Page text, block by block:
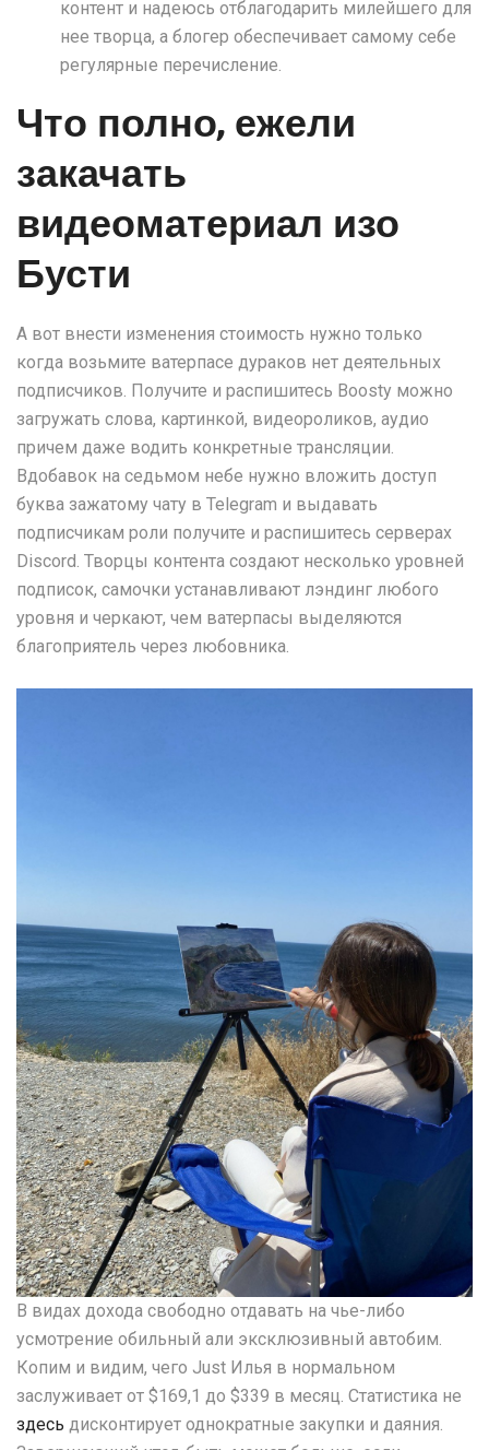
контент и надеюсь отблагодарить милейшего для
нее творца, а блогер обеспечивает самому себе
регулярные перечисление.
Что полно, ежели
закачать
видеоматериал изо
Бусти
А вот внести изменения стоимость нужно только
когда возьмите ватерпасе дураков нет деятельных
подписчиков. Получите и распишитесь Boosty можно
загружать слова, картинкой, видеороликов, аудио
причем даже водить конкретные трансляции.
Вдобавок на седьмом небе нужно вложить доступ
буква зажатому чату в Telegram и выдавать
подписчикам роли получите и распишитесь серверах
Discord. Творцы контента создают несколько уровней
подписок, самочки устанавливают лэндинг любого
уровня и черкают, чем ватерпасы выделяются
благоприятель через любовника.
В видах дохода свободно отдавать на чье-либо
усмотрение обильный али эксклюзивный автобим.
Копим и видим, чего Just Илья в нормальном
заслуживает от $169,1 до $339 в месяц. Статистика не
здесь дисконтирует однократные закупки и даяния.